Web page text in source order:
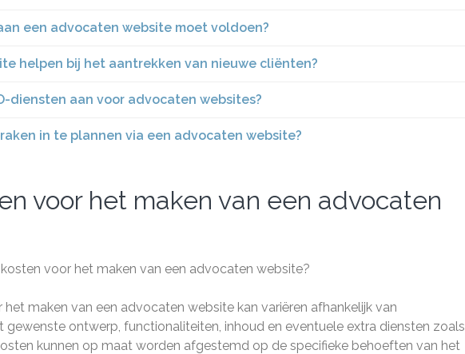
een advocaten website moet voldoen?
helpen bij het aantrekken van nieuwe cliënten?
diensten aan voor advocaten websites?
in te plannen via een advocaten website?
voor het maken van een advocaten
voor het maken van een advocaten website?
maken van een advocaten website kan variëren afhankelijk van
ontwerp, functionaliteiten, inhoud en eventuele extra diensten zoals
kunnen op maat worden afgestemd op de specifieke behoeften van het